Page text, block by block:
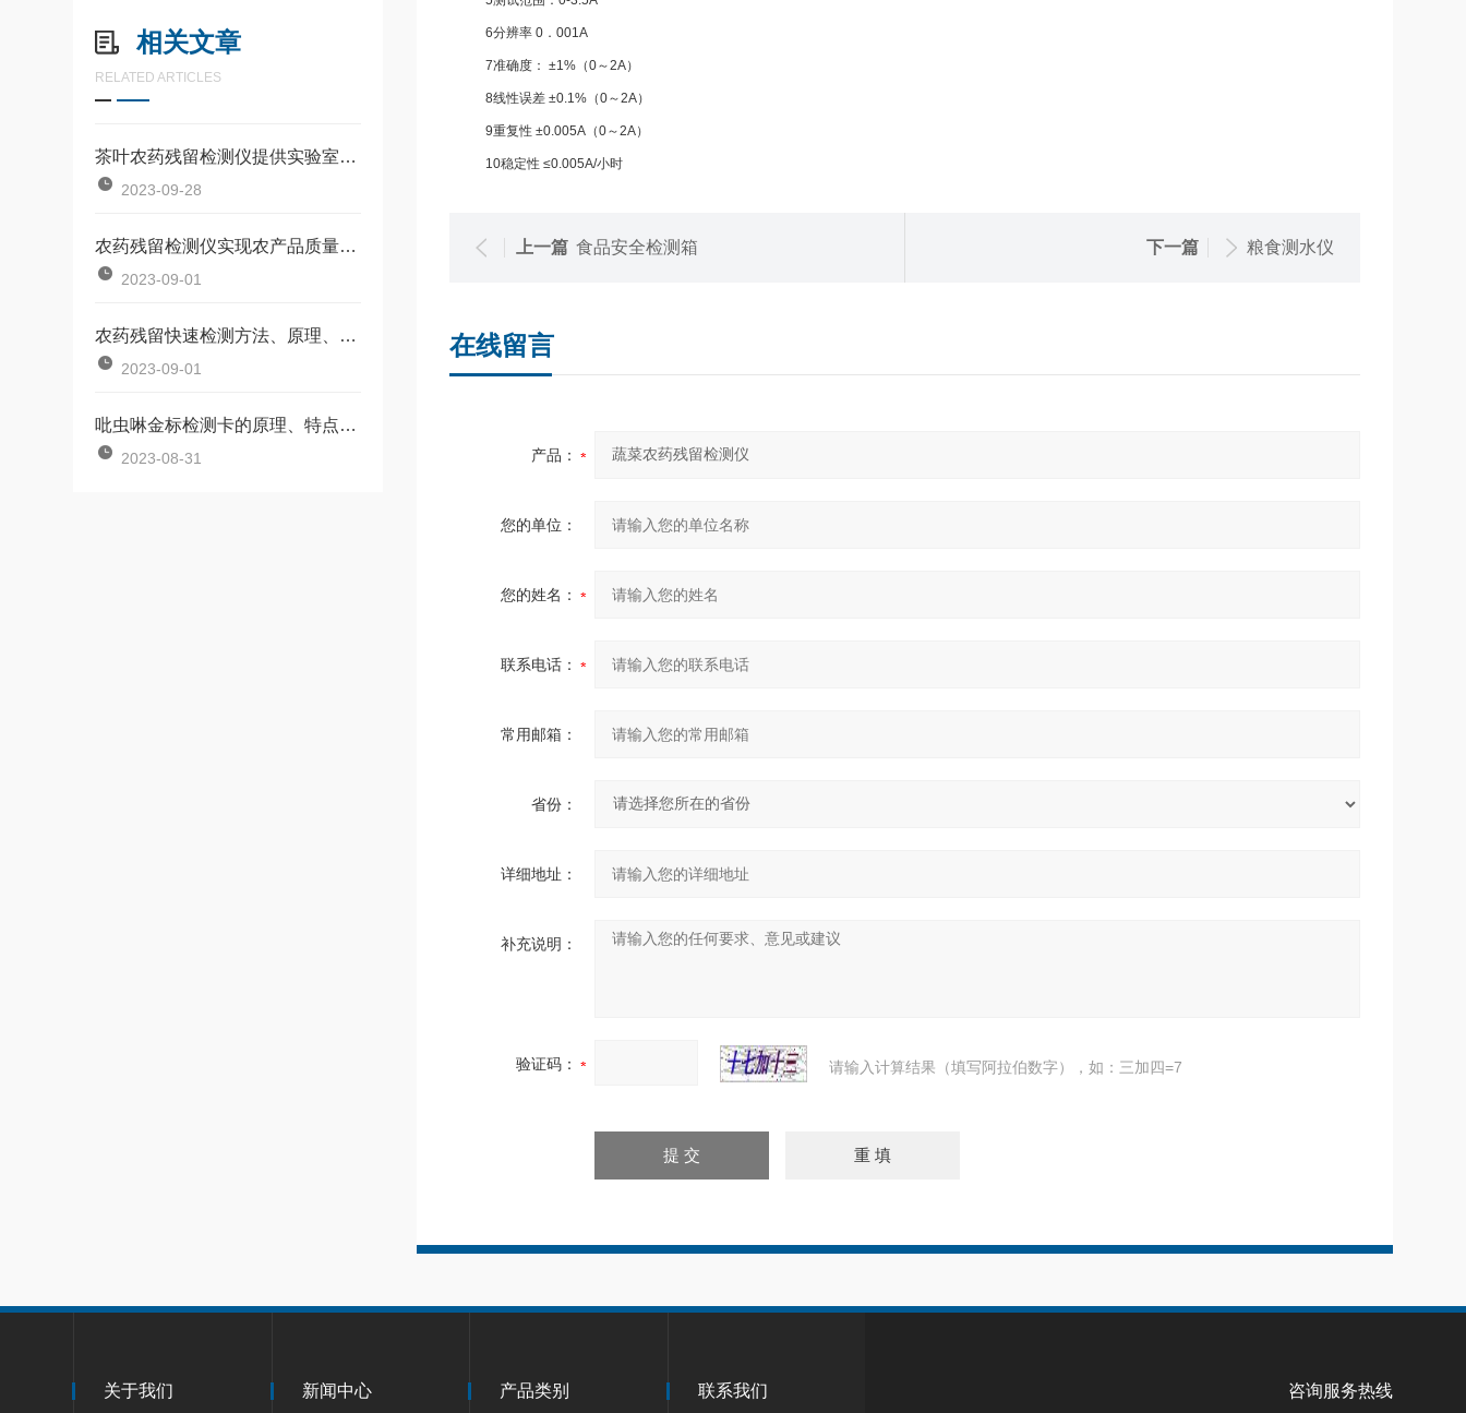
相关文章
RELATED ARTICLES
茶叶农药残留检测仪提供实验室的检测结果
2023-09-28
​农药残留检测仪实现农产品质量控制
2023-09-01
农药残留快速检测方法、原理、参数、特点
2023-09-01
吡虫啉金标检测卡的原理、特点、应用行业、适用范围及操作步骤
2023-08-31
6分辨率 0．001A
7准确度： ±1%（0～2A）
8线性误差 ±0.1%（0～2A）
9重复性 ±0.005A（0～2A）
10稳定性 ≤0.005A/小时
上一篇 食品安全检测箱 下一篇 粮食测水仪
在线留言
产品：
您的单位：
您的姓名：
联系电话：
常用邮箱：
省份：
详细地址：
补充说明：
验证码： 请输入计算结果（填写阿拉伯数字），如：三加四=7
关于我们 新闻中心 产品类别 联系我们 咨询服务热线